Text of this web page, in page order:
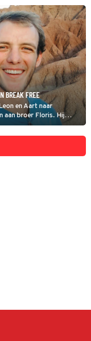
BREAK FREE
en Aart naar
aan broer Floris. Hij
bevolking treurt nog
(HH)